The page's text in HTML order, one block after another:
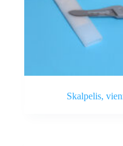
Skalpelis,